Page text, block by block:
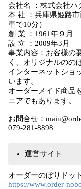
会社名 ：株式会社ハ
本 社 ：兵庫県姫路
車で10分）
創 業 ：1961年９月
設 立 ：2009年3月
事業内容：お客様の
く、オリジナルのの
インターネットショ
います。
オーダーメイド商品
ニアでもあります。
お問合せ：
079-281-8898
運営サイト
オーダーのぼりドッ
https://www.order-